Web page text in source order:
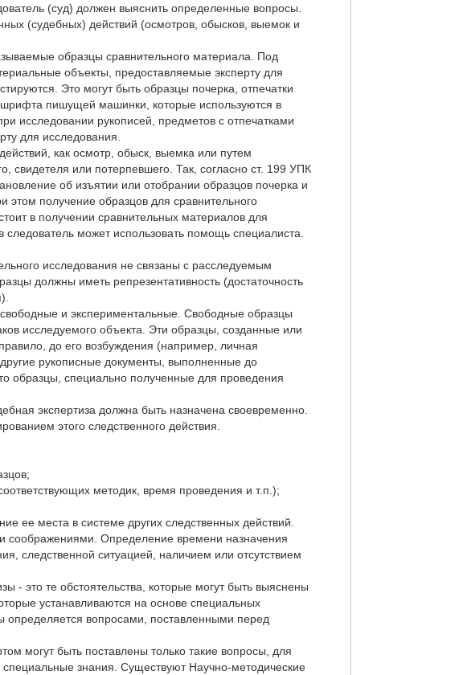
(суд) должен выяснить определенные вопросы.
(судебных) действий (осмотров, обысков, выемок и
образцы сравнительного материала. Под
объекты, предоставляемые эксперту для
Это могут быть образцы почерка, отпечатки
пишущей машинки, которые используются в
исследовании рукописей, предметов с отпечатками
для исследования.
как осмотр, обыск, выемка или путем
свидетеля или потерпевшего. Так, согласно ст. 199 УПК
об изъятии или отобрании образцов почерка и
этом получение образцов для сравнительного
в получении сравнительных материалов для
может использовать помощь специалиста.
исследования не связаны с расследуемым
должны иметь репрезентативность (достаточность
и экспериментальные. Свободные образцы
исследуемого объекта. Эти образцы, созданные или
до его возбуждения (например, личная
рукописные документы, выполненные до
образцы, специально полученные для проведения
экспертиза должна быть назначена своевременно.
этого следственного действия.
методик, время проведения и т.п.);
ее места в системе других следственных действий.
соображениями. Определение времени назначения
следственной ситуацией, наличием или отсутствием
- это те обстоятельства, которые могут быть выяснены
устанавливаются на основе специальных
определяется вопросами, поставленными перед
могут быть поставлены только такие вопросы, для
знания. Существуют Научно-методические